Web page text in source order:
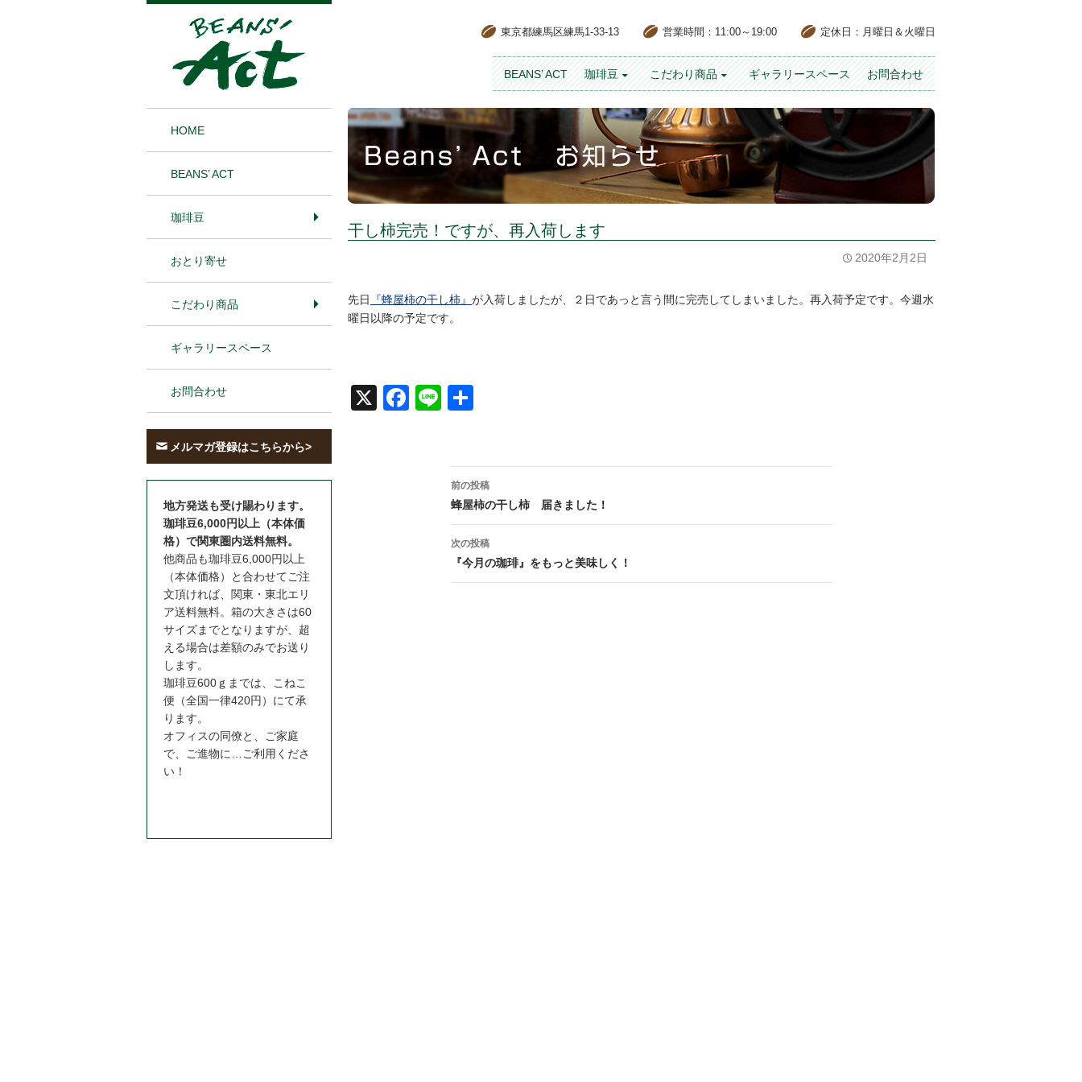
東京都練馬区練馬1-33-13 営業時間：11:00～19:00 定休日：月曜日＆火曜日
BEANS’ ACT 珈琲豆 こだわり商品 ギャラリースペース お問合わせ
干し柿完売！ですが、再入荷します
2020年2月2日
先日 『蜂屋柿の干し柿』 が入荷しましたが、２日であっと言う間に完売してしまいました。再入荷予定です。今週水
曜日以降の予定です。
Face
Line
投
稿
ナ
ビ
前の投稿
蜂屋柿の干し柿 届きました！
次の投稿
『今月の珈琲』をもっと美味しく！
HOME
BEANS’ ACT
珈琲豆
おとり寄せ
こだわり商品
ギャラリースペース
お問合わせ
メルマガ登録はこちらから>
地方発送も受け賜わります。
珈琲豆6,000円以上（本体価
格）で関東圏内送料無料。
他商品も珈琲豆6,000円以上
（本体価格）と合わせてご注
文頂ければ、関東・東北エリ
ア送料無料。箱の大きさは60
サイズまでとなりますが、超
える場合は差額のみでお送り
します。
珈琲豆600ｇまでは、こねこ
便（全国一律420円）にて承
ります。
オフィスの同僚と、ご家庭
で、ご進物に…ご利用くださ
い！